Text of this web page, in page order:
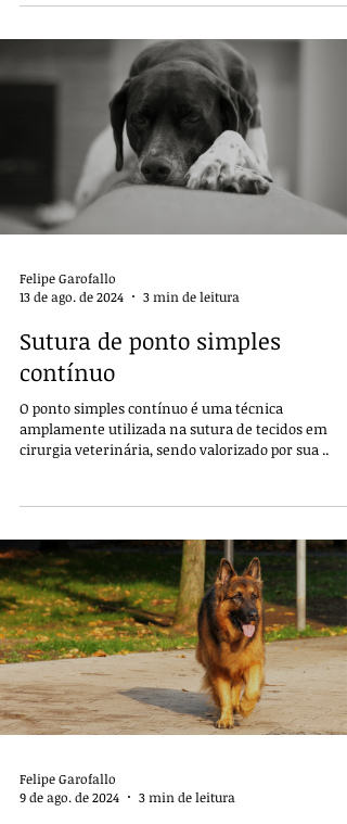
sutura.
Felipe Garofallo
13 de ago. de 2024
3 min de leitura
Sutura de ponto simples
contínuo
O ponto simples contínuo é uma técnica
amplamente utilizada na sutura de tecidos em
cirurgia veterinária, sendo valorizado por sua ..
Felipe Garofallo
9 de ago. de 2024
3 min de leitura